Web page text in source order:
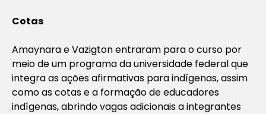
Cotas
Amaynara e Vazigton entraram para o curso por
meio de um programa da universidade federal que
integra as ações afirmativas para indígenas, assim
como as cotas e a formação de educadores
indígenas, abrindo vagas adicionais a integrantes